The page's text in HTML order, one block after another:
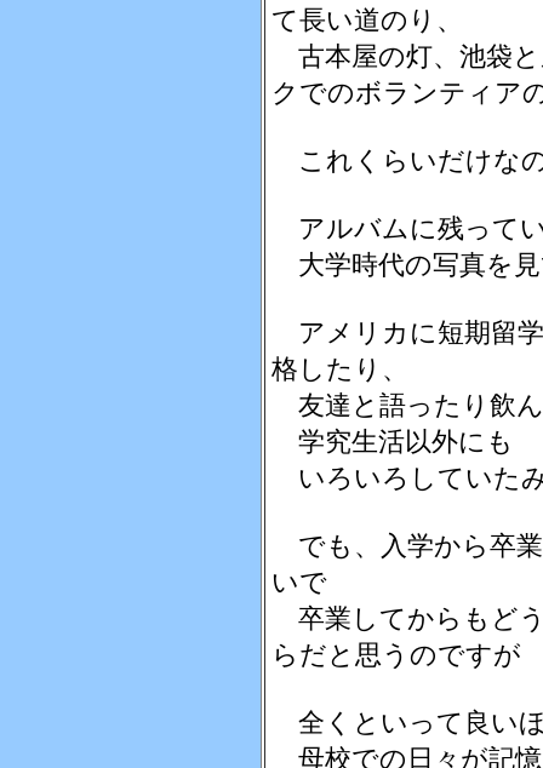
て長い道のり、
古本屋の灯、池袋
クでのボランティア
これくらいだけな
アルバムに残って
大学時代の写真を
アメリカに短期留
格したり、
友達と語ったり飲
学究生活以外にも
いろいろしていた
でも、入学から卒
いで
卒業してからもど
らだと思うのですが
全くといって良い
母校での日々が記